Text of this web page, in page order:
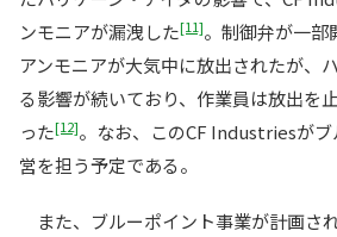
ンモニアが漏洩した[11]。制御弁が一部
アンモニアが大気中に放出されたが、
る影響が続いており、作業員は放出を
った[12]。なお、このCF Industriesが
営を担う予定である。
また、ブルーポイント事業が計画さ